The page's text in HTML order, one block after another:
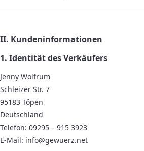
II. Kundeninformationen
1. Identität des Verkäufers
Jenny Wolfrum
Schleizer Str. 7
95183 Töpen
Deutschland
Telefon: 09295 – 915 3923
E-Mail: info@gewuerz.net